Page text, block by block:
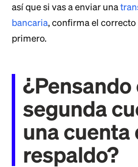
así que si vas a enviar una
bancaria, confirma el
primero.
¿Pensando
segunda
una cuenta
respaldo?